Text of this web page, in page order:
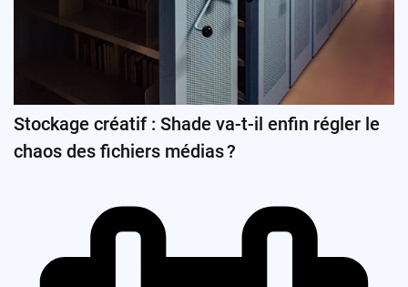
Stockage créatif : Shade va-t-il enfin régler le
chaos des fichiers médias ?